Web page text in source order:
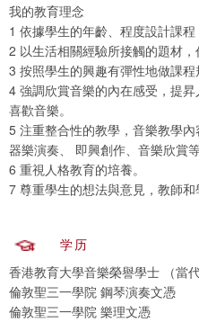
我的教育理念
1 依據學生的年齡、程度設計課程
2 以生活相關經驗所接觸的題材，
3 按照學生的興趣有彈性地做課程
4 強調欣賞音樂的內在感受，提
喜歡音樂。
5 注重整合性的教學，音樂教學內
器樂演奏、 即興創作、音樂欣賞
6 重視人格教育的培養。
7 尊重學生的想法與意見，教師和
学历
香港教育大學音樂榮譽學士 （當
倫敦聖三一學院 鋼琴演奏文憑
倫敦聖三一學院 樂理文憑